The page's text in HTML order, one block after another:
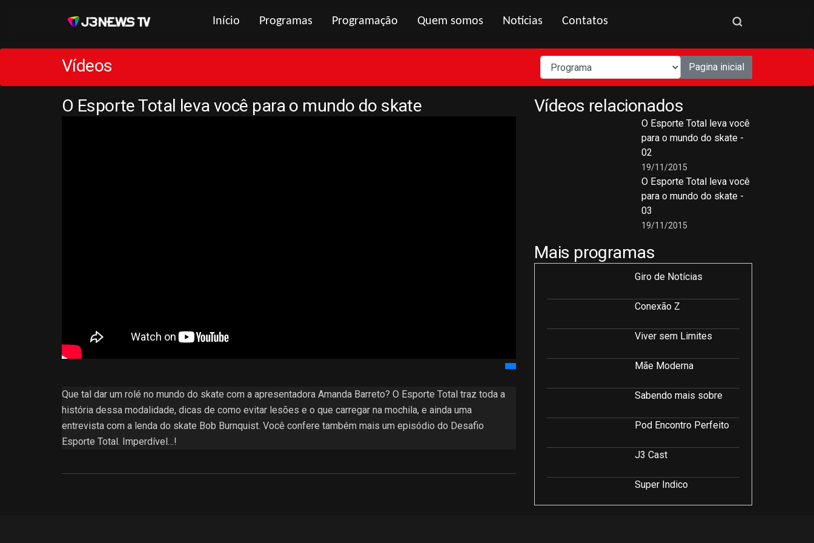
Início Programas Programação Quem somos Notícias Contatos
Vídeos Pagina inicial
O Esporte Total leva você para o mundo do skate
Que tal dar um rolé no mundo do skate com a apresentadora Amanda Barreto? O Esporte Total traz toda a
história dessa modalidade, dicas de como evitar lesões e o que carregar na mochila, e ainda uma
entrevista com a lenda do skate Bob Burnquist. Você confere também mais um episódio do Desafio
Esporte Total. Imperdível…!
Vídeos relacionados
O Esporte Total leva você
para o mundo do skate -
02
19/11/2015
O Esporte Total leva você
para o mundo do skate -
03
19/11/2015
Mais programas
Giro de Notícias
Conexão Z
Viver sem Limites
Mãe Moderna
Sabendo mais sobre
Pod Encontro Perfeito
J3 Cast
Super Indico